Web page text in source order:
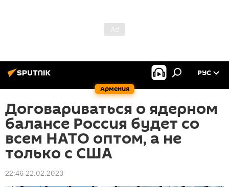
Армения
РУС
Договариваться о ядерном
балансе Россия будет со
всем НАТО оптом, а не
только с США
22:46 22.02.2023